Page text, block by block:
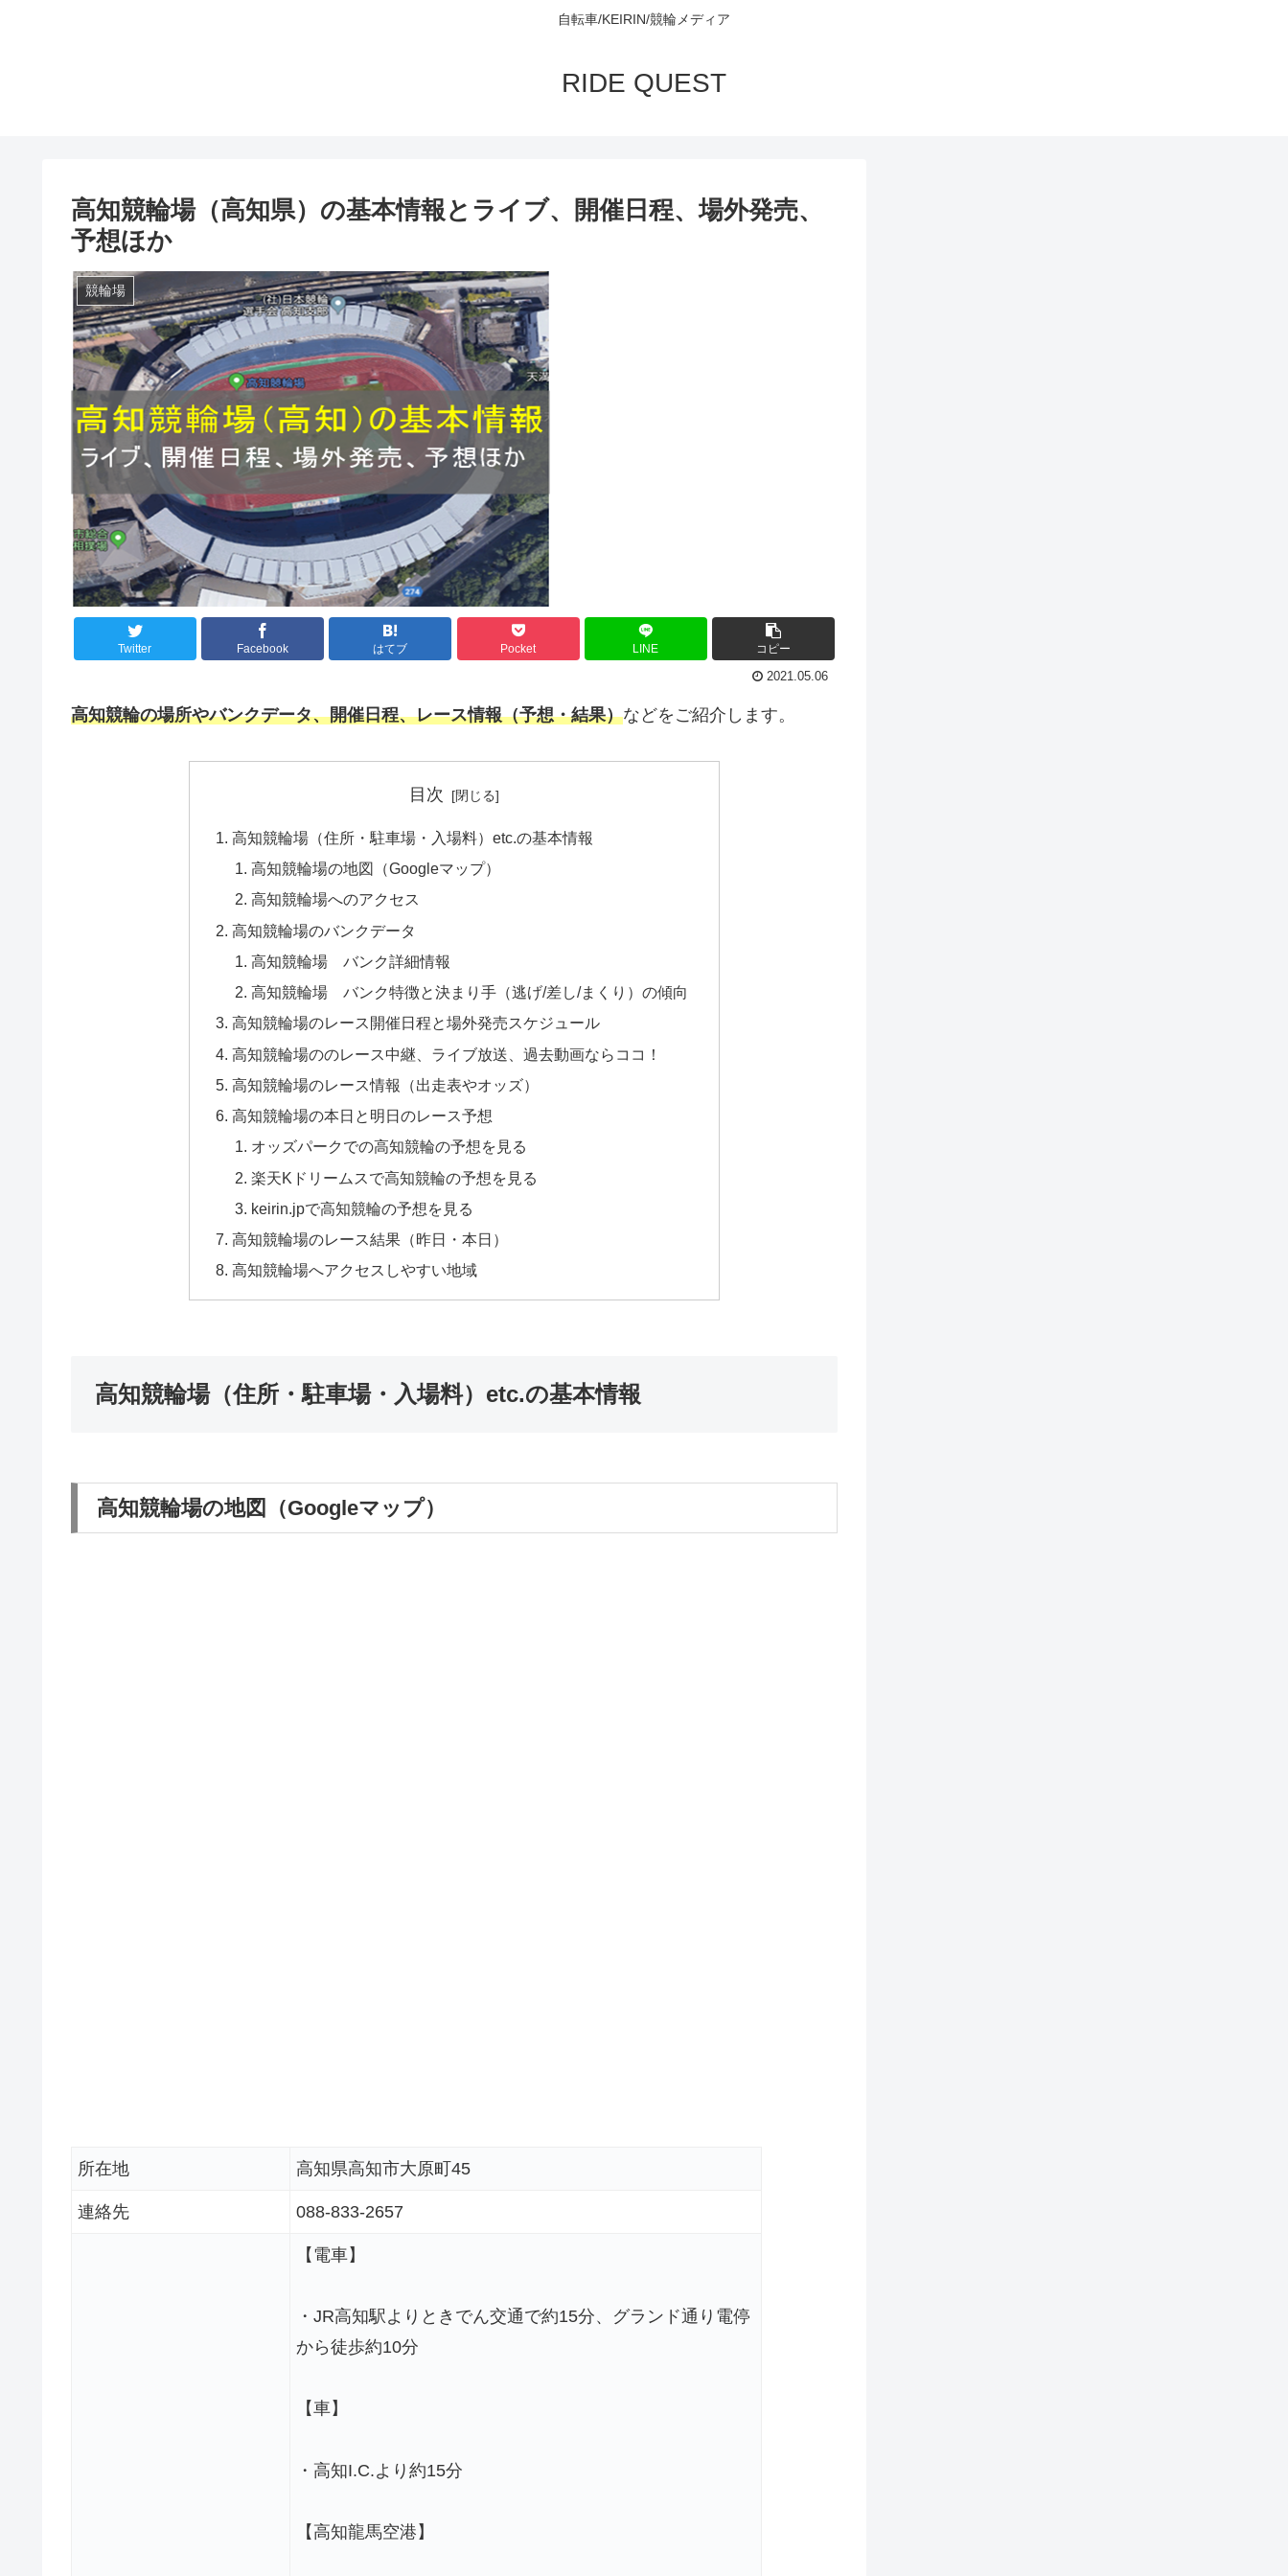
自転車/KEIRIN/競輪メディア
RIDE QUEST
高知競輪場（高知県）の基本情報とライブ、開催日程、場外発売、
予想ほか
競輪場
Twitter Facebook はてブ Pocket LINE コピー
2021.05.06
高知競輪の場所やバンクデータ、開催日程、レース情報（予想・結果）などをご紹介します。
目次
高知競輪場（住所・駐車場・入場料）etc.の基本情報
高知競輪場の地図（Googleマップ）
高知競輪場へのアクセス
高知競輪場のバンクデータ
高知競輪場 バンク詳細情報
高知競輪場 バンク特徴と決まり手（逃げ/差し/まくり）の傾向
高知競輪場のレース開催日程と場外発売スケジュール
高知競輪場ののレース中継、ライブ放送、過去動画ならココ！
高知競輪場のレース情報（出走表やオッズ）
高知競輪場の本日と明日のレース予想
オッズパークでの高知競輪の予想を見る
楽天Kドリームスで高知競輪の予想を見る
keirin.jpで高知競輪の予想を見る
高知競輪場のレース結果（昨日・本日）
高知競輪場へアクセスしやすい地域
高知競輪場（住所・駐車場・入場料）etc.の基本情報
高知競輪場の地図（Googleマップ）
所在地 高知県高知市大原町45
連絡先 088-833-2657
【電車】
・JR高知駅よりときでん交通で約15分、グランド通り電停
から徒歩約10分
【車】
・高知I.C.より約15分
【高知龍馬空港】